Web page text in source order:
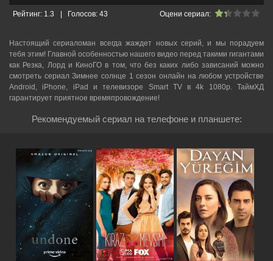
Оцени сериал:
Рейтинг: 1.3 Голосов:43
Настоящий сериаломан всегда жаждет новых серий, и мы порадуем
тебя этим! Главной особенностью нашего видео перед такими гигантами
как Резка, Лорд и КиноГО в том, что без каких либо зависаний можно
смотреть cериал Зимнее солнце 1 сезон онлайн на любом устройстве
Android, iPhone, iPad и телевизоре Smart TV в 4k 1080p. ТаймХД
гарантирует приятное времяпровождение!
Рекомендуемый сериал на телефоне и планшете: